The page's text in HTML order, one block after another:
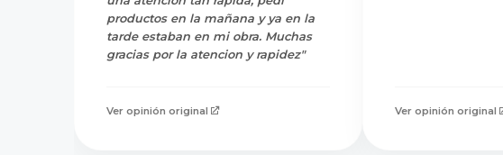
productos en la mañana y ya en la
tarde estaban en mi obra. Muchas
gracias por la atencion y rapidez"
Ver opinión original Ver opinión original